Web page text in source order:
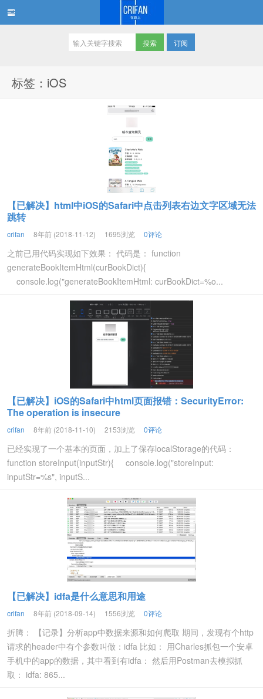
订阅
标签：iOS
【已解决】html中iOS的Safari中点击列表右边文字区域无法
跳转
crifan 8年前 (2018-11-12) 1695浏览 0评论
之前已用代码实现如下效果： 代码是： function
generateBookItemHtml(curBookDict){
console.log("generateBookItemHtml: curBookDict=%o...
【已解决】iOS的Safari中html页面报错：SecurityError:
The operation is insecure
crifan 8年前 (2018-11-10) 2153浏览 0评论
已经实现了一个基本的页面，加上了保存localStorage的代码：
function storeInput(inputStr){ console.log("storeInput:
inputStr=%s", inputS...
【已解决】idfa是什么意思和用途
crifan 8年前 (2018-09-14) 1556浏览 0评论
折腾： 【记录】分析app中数据来源和如何爬取 期间，发现有个http
请求的header中有个参数叫做：idfa 比如： 用Charles抓包一个安卓
手机中的app的数据，其中看到有idfa： 然后用Postman去模拟抓
取： idfa: 865...